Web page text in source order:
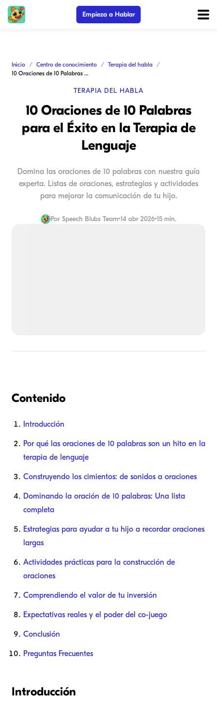
Empieza a Hablar
Inicio Centro de conocimiento
Terapia del habla
10 Oraciones de 10 Palabras para el Éxito en la Terapia de Lenguaje
TERAPIA DEL HABLA
10 Oraciones de 10 Palabras
para el Éxito en la Terapia de
Lenguaje
Domina las oraciones de 10 palabras con nuestra guía
experta. Listas de oraciones, estrategias y actividades
para mejorar la comunicación de tu hijo.
Por Speech Blubs Team•14 abr 2026•15 min.
Contenido
Introducción
Por qué las oraciones de 10 palabras son un hito en la
terapia de lenguaje
Construyendo los cimientos: de sonidos a oraciones
Dominando la oración de 10 palabras: Una lista
completa
Estrategias para ayudar a tu hijo a recordar oraciones
largas
Actividades prácticas para la construcción de
oraciones
Comprendiendo el valor de tu inversión
Expectativas reales y el poder del co-juego
Conclusión
Preguntas Frecuentes
Introducción